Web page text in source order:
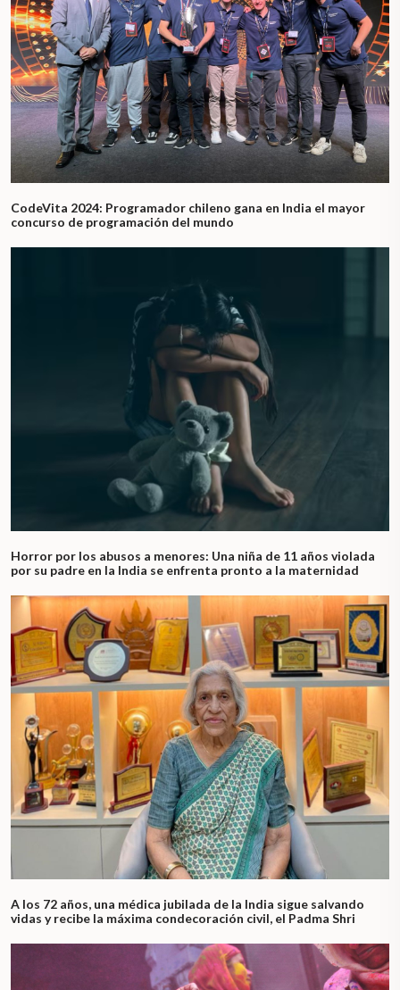
CodeVita 2024: Programador chileno gana en India el mayor
concurso de programación del mundo
Horror por los abusos a menores: Una niña de 11 años violada
por su padre en la India se enfrenta pronto a la maternidad
A los 72 años, una médica jubilada de la India sigue salvando
vidas y recibe la máxima condecoración civil, el Padma Shri